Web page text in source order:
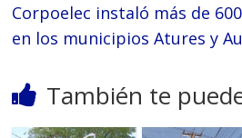
Corpoelec instaló más de
en los municipios Atures y
También te